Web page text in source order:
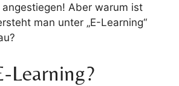
Aber warum ist
man unter „E-Learning“
Learning?